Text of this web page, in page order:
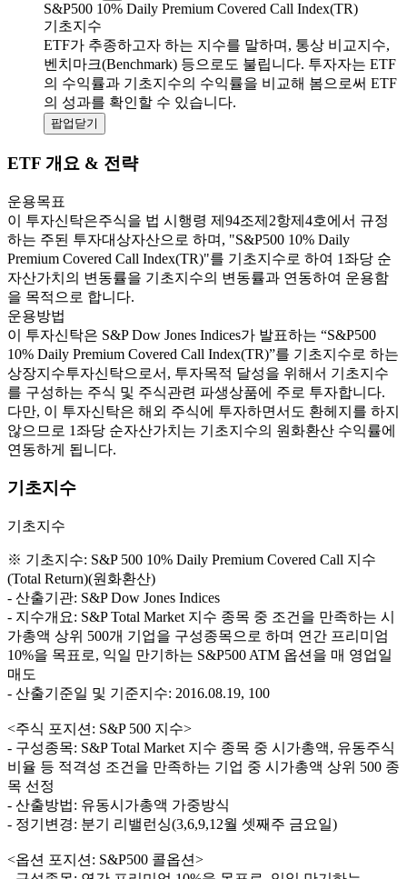
S&P500 10% Daily Premium Covered Call Index(TR)
기초지수
ETF가 추종하고자 하는 지수를 말하며, 통상 비교지수,
벤치마크(Benchmark) 등으로도 불립니다. 투자자는 ETF
의 수익률과 기초지수의 수익률을 비교해 봄으로써 ETF
의 성과를 확인할 수 있습니다.
팝업닫기
ETF 개요 & 전략
운용목표
이 투자신탁은주식을 법 시행령 제94조제2항제4호에서 규정
하는 주된 투자대상자산으로 하며, "S&P500 10% Daily
Premium Covered Call Index(TR)"를 기초지수로 하여 1좌당 순
자산가치의 변동률을 기초지수의 변동률과 연동하여 운용함
을 목적으로 합니다.
운용방법
이 투자신탁은 S&P Dow Jones Indices가 발표하는 “S&P500
10% Daily Premium Covered Call Index(TR)”를 기초지수로 하는
상장지수투자신탁으로서, 투자목적 달성을 위해서 기초지수
를 구성하는 주식 및 주식관련 파생상품에 주로 투자합니다.
다만, 이 투자신탁은 해외 주식에 투자하면서도 환헤지를 하지
않으므로 1좌당 순자산가치는 기초지수의 원화환산 수익률에
연동하게 됩니다.
기초지수
기초지수
※ 기초지수: S&P 500 10% Daily Premium Covered Call 지수
(Total Return)(원화환산)
- 산출기관: S&P Dow Jones Indices
- 지수개요: S&P Total Market 지수 종목 중 조건을 만족하는 시
가총액 상위 500개 기업을 구성종목으로 하며 연간 프리미엄
10%을 목표로, 익일 만기하는 S&P500 ATM 옵션을 매 영업일
매도
- 산출기준일 및 기준지수: 2016.08.19, 100
<주식 포지션: S&P 500 지수>
- 구성종목: S&P Total Market 지수 종목 중 시가총액, 유동주식
비율 등 적격성 조건을 만족하는 기업 중 시가총액 상위 500 종
목 선정
- 산출방법: 유동시가총액 가중방식
- 정기변경: 분기 리밸런싱(3,6,9,12월 셋째주 금요일)
<옵션 포지션: S&P500 콜옵션>